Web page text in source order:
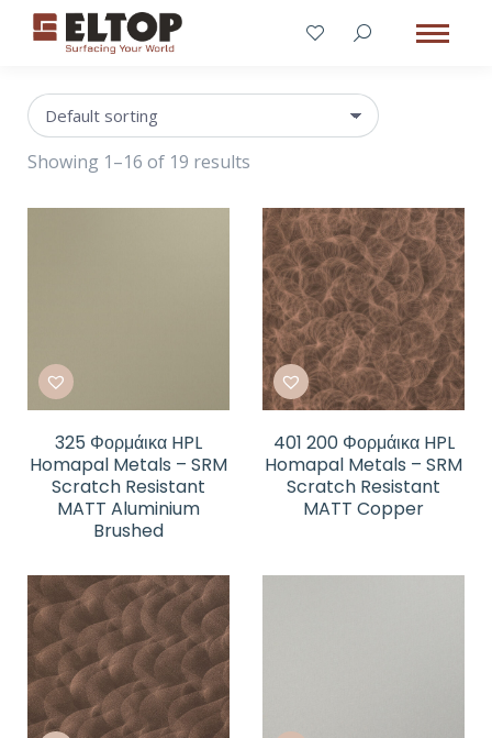
Showing 1–16 of 19 results
325 Φορμάικα HPL
Homapal Metals – SRM
Scratch Resistant
MATT Aluminium
Brushed
401 200 Φορμάικα HPL
Homapal Metals – SRM
Scratch Resistant
MATT Copper